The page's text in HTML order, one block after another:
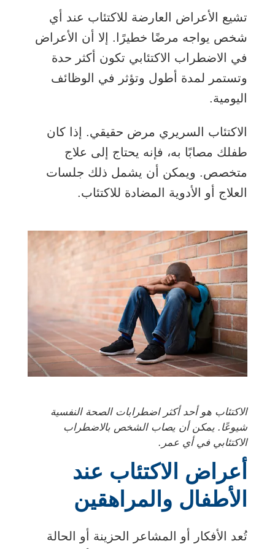
تشيع الأعراض العارضة للاكتئاب عند أي
شخص يواجه مرضًا خطيرًا. إلا أن الأعراض
في الاضطراب الاكتئابي تكون أكثر حدة
وتستمر لمدة أطول وتؤثر في الوظائف
اليومية.
الاكتئاب السريري مرض حقيقي. إذا كان
طفلك مصابًا به، فإنه يحتاج إلى علاج
متخصص. ويمكن أن يشمل ذلك جلسات
العلاج أو الأدوية المضادة للاكتئاب.
الاكتئاب هو أحد أكثر اضطرابات الصحة النفسية
شيوعًا. يمكن أن يصاب الشخص بالاضطراب
الاكتئابي في أي عمر.
أعراض الاكتئاب عند
الأطفال والمراهقين
تُعد الأفكار أو المشاعر الحزينة أو الحالة